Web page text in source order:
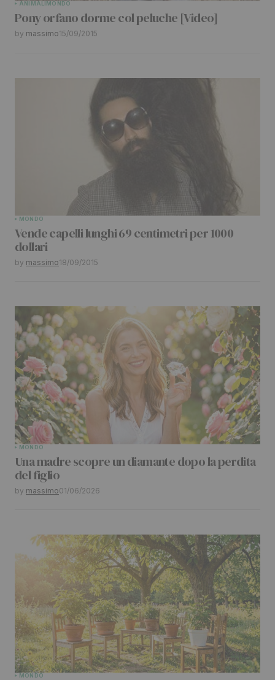
ANIMALIMONDO
Pony orfano dorme col peluche [Video]
by massimo15/09/2015
MONDO
Vende capelli lunghi 69 centimetri per 1000
dollari
by massimo18/09/2015
MONDO
Una madre scopre un diamante dopo la perdita
del figlio
by massimo01/06/2026
MONDO